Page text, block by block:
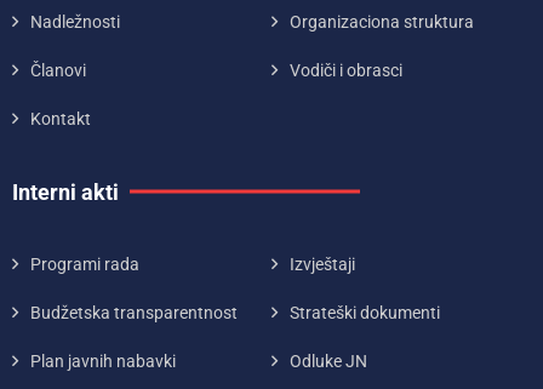
Nadležnosti Organizaciona struktura
Članovi Vodiči i obrasci
Kontakt
Interni akti
Programi rada Izvještaji
Budžetska transparentnost Strateški dokumenti
Plan javnih nabavki Odluke JN